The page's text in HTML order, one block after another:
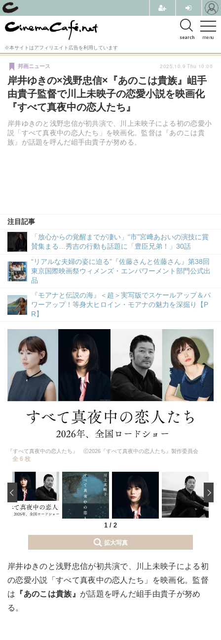
menu
search
※本サイトはアフィリエイト広告を利用しています
岸井ゆきの×浅野忠信×『あのこは貴族』岨手
由貴子監督で川上未映子の恋愛小説を映画化
『すべて真夜中の恋人たち』
岸井ゆきのと浅野忠信が初共演で、川上未映子による初の恋愛小
説「すべて真夜中の恋人たち」を映画化。監督は『あのこは貴
族』が話題を呼んだ岨手由貴子が努める。
邦画ニュース
注目記事
「放心からの覚醒までが凄い」“市”宮﨑あおいの演技に賞
賛集まる…秀吉の行動も話題に「豊臣兄弟！」30話
“リアルな夫婦の姿に迫る”『佐藤さんと佐藤さん』第38回
東京国際映画祭ウィメンズ・エンパワーメント部門公式出
品
『モアナと伝説の海』＜超＞実写版でスケールアップ＆パ
ワーアップ！等身大ヒロイン・モアナの魅力を深掘り【P
R】
2025.10.9 Thu 10:00
『すべて真夜中の恋人たち』 Ⓒ2026『すべて真夜中の恋人たち』製作委員会
全 6 枚
1 / 2
‹
拡大写真
岸井ゆきのと浅野忠信が初共演で、川上未映子による初
の恋愛小説「すべて真夜中の恋人たち」を映画化。監督
は 『あのこは貴族』 が話題を呼んだ岨手由貴子が努め
る。